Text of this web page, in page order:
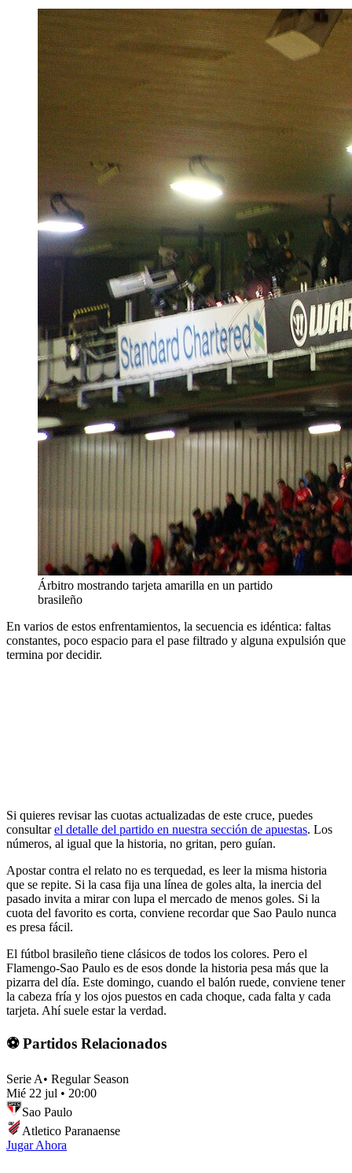
Árbitro mostrando tarjeta amarilla en un partido
brasileño
En varios de estos enfrentamientos, la secuencia es idéntica: faltas
constantes, poco espacio para el pase filtrado y alguna expulsión que
termina por decidir.
Si quieres revisar las cuotas actualizadas de este cruce, puedes
consultarel detalle del partido en nuestra sección de apuestas. Los
números, al igual que la historia, no gritan, pero guían.
Apostar contra el relato no es terquedad, es leer la misma historia
que se repite. Si la casa fija una línea de goles alta, la inercia del
pasado invita a mirar con lupa el mercado de menos goles. Si la
cuota del favorito es corta, conviene recordar que Sao Paulo nunca
es presa fácil.
El fútbol brasileño tiene clásicos de todos los colores. Pero el
Flamengo-Sao Paulo es de esos donde la historia pesa más que la
pizarra del día. Este domingo, cuando el balón ruede, conviene tener
la cabeza fría y los ojos puestos en cada choque, cada falta y cada
tarjeta. Ahí suele estar la verdad.
⚽ Partidos Relacionados
Serie A• Regular Season
Mié 22 jul • 20:00
Sao Paulo
Atletico Paranaense
Jugar Ahora